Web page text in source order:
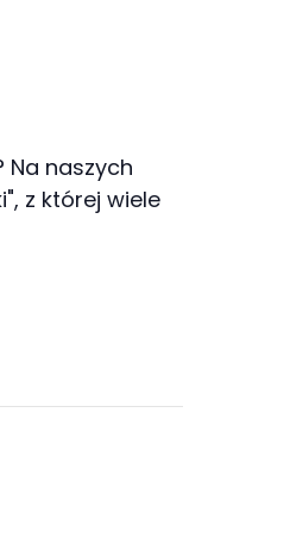
Na naszych
z której wiele